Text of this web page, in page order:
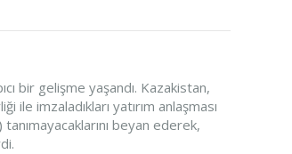
bir gelişme yaşandı. Kazakistan,
imzaladıkları yatırım anlaşması
beyan ederek,